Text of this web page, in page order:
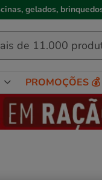
gelados,
PROMOÇÕES 💰